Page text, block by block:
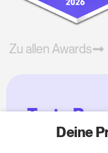
Zu allen Awards
Teste
Zimmer
Deine